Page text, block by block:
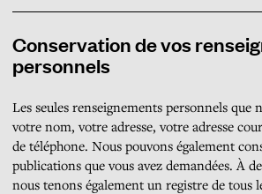
Conservation de vos
personnels
Les seules renseignements personnels que
votre nom, votre adresse, votre adresse
de téléphone. Nous pouvons également
publications que vous avez demandées. À
nous tenons également un registre de tous